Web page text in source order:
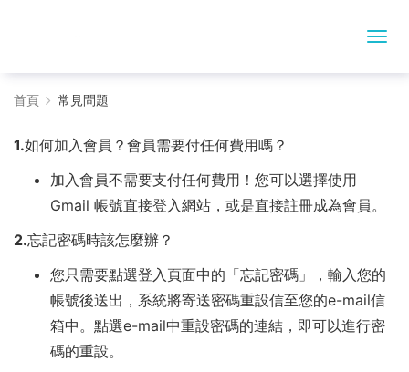
常
見
-
首頁 常見問題
1.如何加入會員？會員需要付任何費用嗎？
加入會員不需要支付任何費用！您可以選擇使用
Gmail 帳號直接登入網站，或是直接註冊成為會員。
2.忘記密碼時該怎麼辦？
您只需要點選登入頁面中的「忘記密碼」，輸入您的
帳號後送出，系統將寄送密碼重設信至您的e-mail信
箱中。點選e-mail中重設密碼的連結，即可以進行密
碼的重設。